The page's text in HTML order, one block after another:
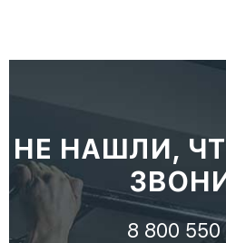
НЕ НАШЛИ,
8 800